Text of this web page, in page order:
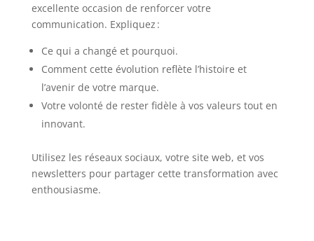
excellente occasion de renforcer votre
communication. Expliquez :
Ce qui a changé et pourquoi.
Comment cette évolution reflète l’histoire et
l’avenir de votre marque.
Votre volonté de rester fidèle à vos valeurs tout en
innovant.
Utilisez les réseaux sociaux, votre site web, et vos
newsletters pour partager cette transformation avec
enthousiasme.